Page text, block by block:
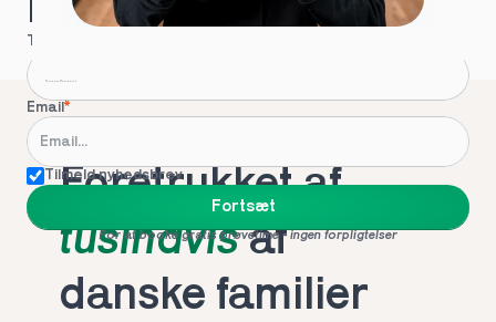
Hvordan kontakter vi dig?
Telefon
Email*
Tilmeld nyhedsbrev
Fortsæt
For at booke gratis prøvetime - ingen forpligtelser
Foretrukket af
tusindvis af
danske familier